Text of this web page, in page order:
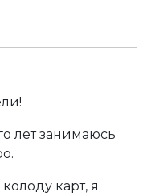
лет занимаюсь
карт, я